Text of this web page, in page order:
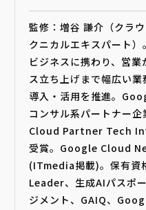
監修：増谷 謙介（クラ
クニカルエキスパート
ビジネスに携わり、営
ス立ち上げまで幅広い
導入・活用を推進。
コンサル系パートナー
Cloud Partner Tech
受賞。Google Cloud
(ITmedia掲載)。保有
Leader、生成AIパスポ
ジメント、GAIQ、